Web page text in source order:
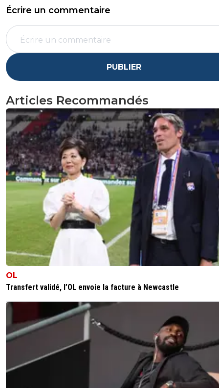
Écrire un commentaire
PUBLIER
Articles Recommandés
OL
Transfert validé, l’OL envoie la facture à Newcastle